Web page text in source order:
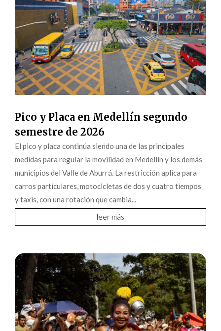
Pico y Placa en Medellín segundo
semestre de 2026
El pico y placa continúa siendo una de las principales
medidas para regular la movilidad en Medellín y los demás
municipios del Valle de Aburrá. La restricción aplica para
carros particulares, motocicletas de dos y cuatro tiempos
y taxis, con una rotación que cambia...
leer más